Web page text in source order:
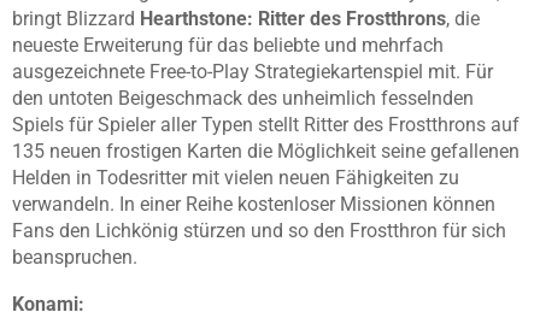
bringt Blizzard Hearthstone: Ritter des Frostthrons, die
neueste Erweiterung für das beliebte und mehrfach
ausgezeichnete Free-to-Play Strategiekartenspiel mit. Für
den untoten Beigeschmack des unheimlich fesselnden
Spiels für Spieler aller Typen stellt Ritter des Frostthrons auf
135 neuen frostigen Karten die Möglichkeit seine gefallenen
Helden in Todesritter mit vielen neuen Fähigkeiten zu
verwandeln. In einer Reihe kostenloser Missionen können
Fans den Lichkönig stürzen und so den Frostthron für sich
beanspruchen.
Konami: